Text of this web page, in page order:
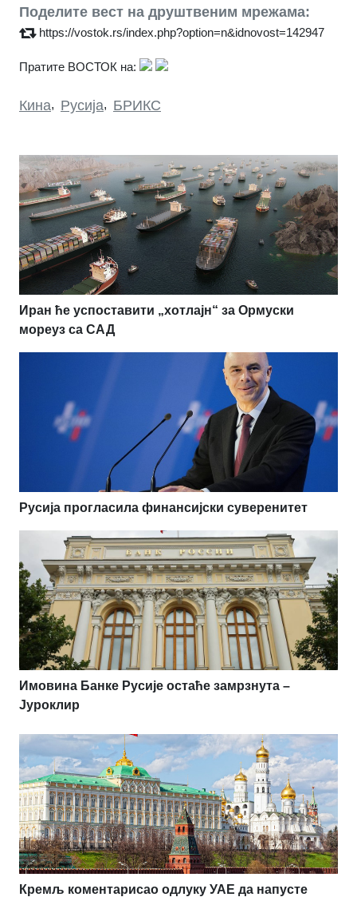
Поделите вест на друштвеним мрежама:
https://vostok.rs/index.php?option=n&idnovost=142947
Пратите ВОСТОК на:
Кина, Русија, БРИКС
Иран ће успоставити „хотлајн“ за Ормуски
мореуз са САД
Русија прогласила финансијски суверенитет
Имовина Банке Русије остаће замрзнута –
Јуроклир
Кремљ коментарисао одлуку УАЕ да напусте